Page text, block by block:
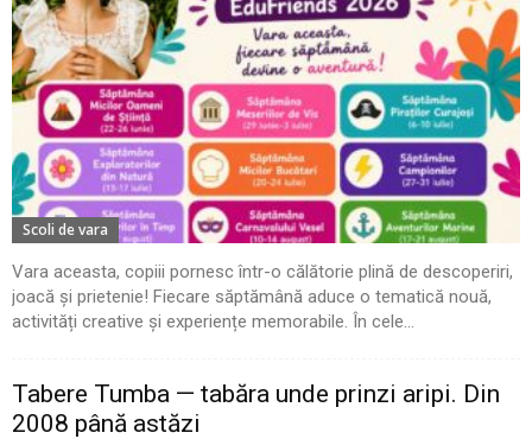
Scoli de vara
Vara aceasta, copiii pornesc într-o călătorie plină de descoperiri,
joacă și prietenie! Fiecare săptămână aduce o tematică nouă,
activități creative și experiențe memorabile. În cele...
Tabere Tumba — tabăra unde prinzi aripi. Din
2008 până astăzi